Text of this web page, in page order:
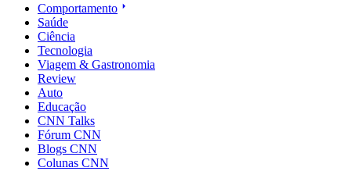
Comportamento
Saúde
Ciência
Tecnologia
Viagem & Gastronomia
Review
Auto
Educação
CNN Talks
Fórum CNN
Blogs CNN
Colunas CNN